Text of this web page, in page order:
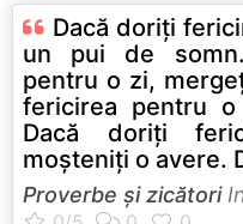
Dacă doriţi
un pui de
pentru o zi,
fericirea pentru
Dacă doriţi
moşteniţi o avere.
Proverbe și zicători